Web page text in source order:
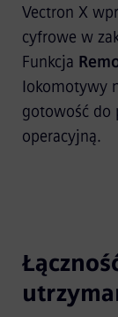
Vectron X
cyfrowe w
Funkcja
lokomotywy
gotowość do
operacyjną.